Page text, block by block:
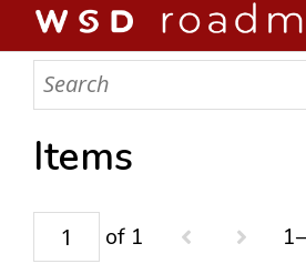
WSD ROADMAP
ABOUT US
ACTIVITIES
Items
of 1